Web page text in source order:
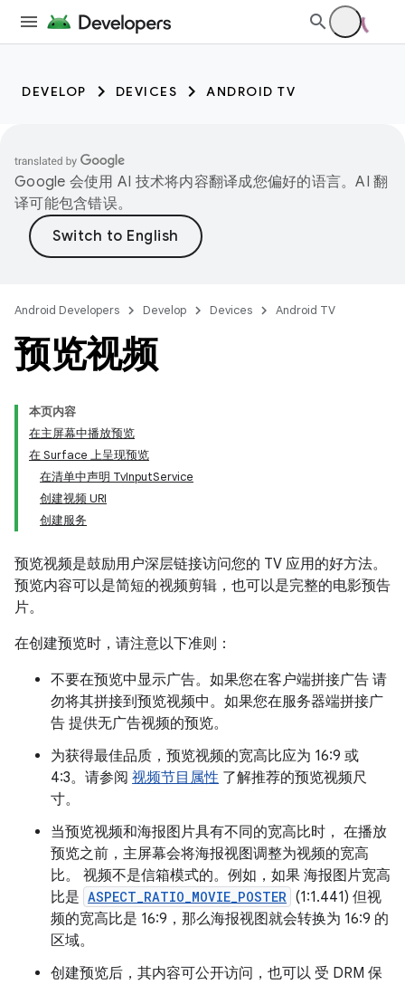
DEVELOP DEVICES ANDROID TV
Google 会使用 AI 技术将内容翻译成您偏好的语言。AI 翻
译可能包含错误。
Android Developers Develop Devices Android TV
预览视频
本页内容
在主屏幕中播放预览
在 Surface 上呈现预览
在清单中声明 TvInputService
创建视频 URI
创建服务
预览视频是鼓励用户深层链接访问您的 TV 应用的好方法。
预览内容可以是简短的视频剪辑，也可以是完整的电影预告
片。
在创建预览时，请注意以下准则：
不要在预览中显示广告。如果您在客户端拼接广告 请
勿将其拼接到预览视频中。如果您在服务器端拼接广
告 提供无广告视频的预览。
为获得最佳品质，预览视频的宽高比应为 16:9 或
4:3。请参阅 视频节目属性 了解推荐的预览视频尺
寸。
当预览视频和海报图片具有不同的宽高比时， 在播放
预览之前，主屏幕会将海报视图调整为视频的宽高
比。 视频不是信箱模式的。例如，如果 海报图片宽高
比是 ASPECT_RATIO_MOVIE_POSTER (1:1.441) 但视
频的宽高比是 16:9，那么海报视图就会转换为 16:9 的
区域。
创建预览后，其内容可公开访问，也可以 受 DRM 保